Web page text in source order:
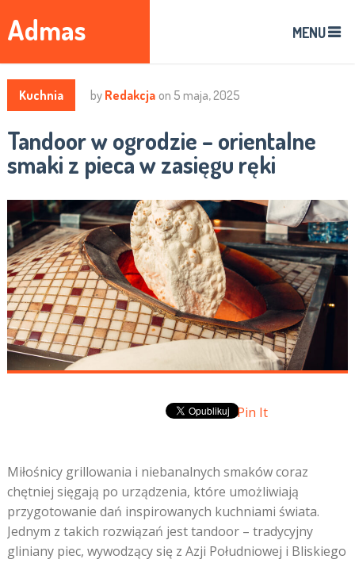
Admas MENU
Kuchnia by Redakcja on 5 maja, 2025
Tandoor w ogrodzie – orientalne
smaki z pieca w zasięgu ręki
Pin It
Miłośnicy grillowania i niebanalnych smaków coraz
chętniej sięgają po urządzenia, które umożliwiają
przygotowanie dań inspirowanych kuchniami świata.
Jednym z takich rozwiązań jest tandoor – tradycyjny
gliniany piec, wywodzący się z Azji Południowej i Bliskiego